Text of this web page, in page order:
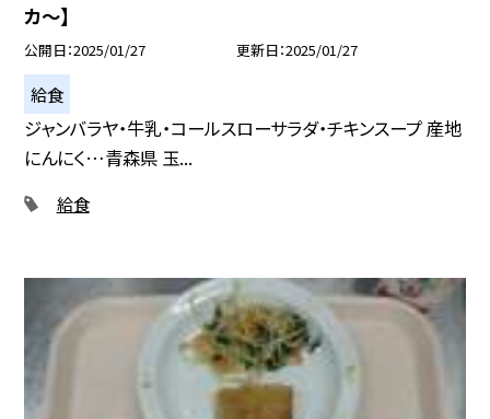
カ〜】
公開日 2025/01/27 更新日 2025/01/27
給食
ジャンバラヤ・牛乳・コールスローサラダ・チキンスープ 産地
にんにく…青森県 玉...
給食